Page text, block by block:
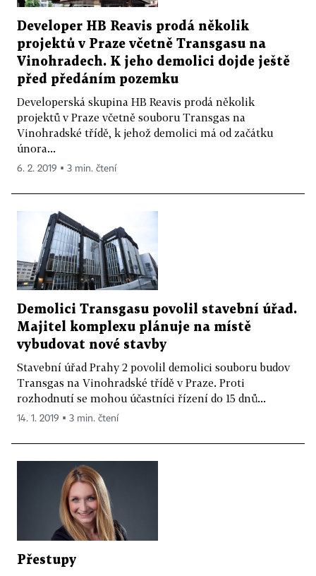
Developer HB Reavis prodá několik
projektů v Praze včetně Transgasu na
Vinohradech. K jeho demolici dojde ještě
před předáním pozemku
Developerská skupina HB Reavis prodá několik
projektů v Praze včetně souboru Transgas na
Vinohradské třídě, k jehož demolici má od začátku
února...
6. 2. 2019 ▪ 3 min. čtení
Demolici Transgasu povolil stavební úřad.
Majitel komplexu plánuje na místě
vybudovat nové stavby
Stavební úřad Prahy 2 povolil demolici souboru budov
Transgas na Vinohradské třídě v Praze. Proti
rozhodnutí se mohou účastníci řízení do 15 dnů...
14. 1. 2019 ▪ 3 min. čtení
Přestupy